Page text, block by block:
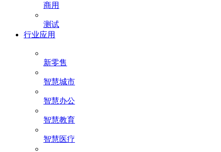
商用
测试
行业应用
新零售
智慧城市
智慧办公
智慧教育
智慧医疗